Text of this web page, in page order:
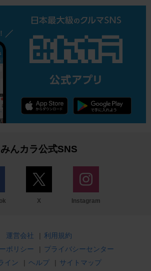
みんカラ公式SNS
X Instagram
運営会社 | 利用規約
ポリシー
| プライバシーセンター
イン
| ヘルプ | サイトマップ